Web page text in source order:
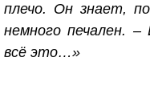
плечо. Он знает,
немного печален.
всё это…»